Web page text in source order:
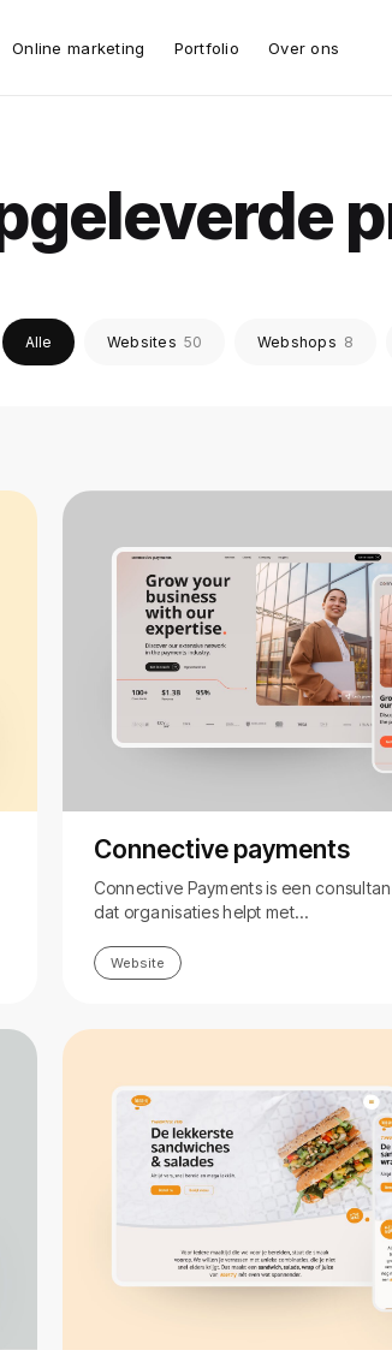
Online marketing Portfolio Over ons
Alle Websites 50 Webshops 8
Connective payments
Connective Payments is een
dat organisaties helpt met…
Website